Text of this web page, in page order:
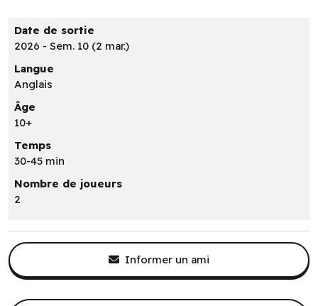
Date de sortie
2026 - Sem. 10 (2 mar.)
Langue
Anglais
Âge
10+
Temps
30-45 min
Nombre de joueurs
2
Informer un ami